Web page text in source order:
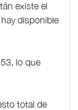
existe el
disponible
lo que
total de